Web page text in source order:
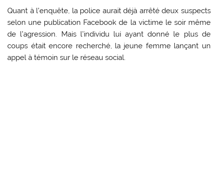
Quant à l’enquête, la police aurait déjà arrêté deux suspects
selon une publication Facebook de la victime le soir même
de l’agression. Mais l’individu lui ayant donné le plus de
coups était encore recherché, la jeune femme lançant un
appel à témoin sur le réseau social.